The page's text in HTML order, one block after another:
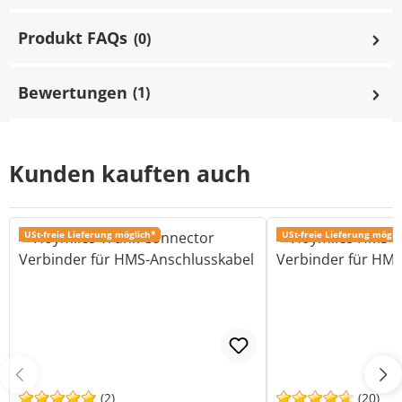
Produkt FAQs (0)
Bewertungen (1)
Kunden kauften auch
USt-freie Lieferung möglich*
(2)
USt-freie Lieferung
(20)